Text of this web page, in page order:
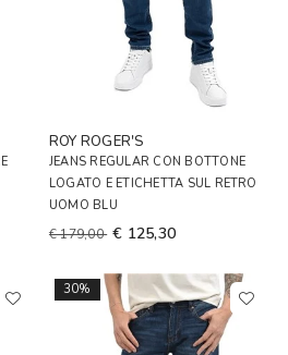
ROY ROGER'S
JEANS REGULAR CON BOTTONE
LOGATO E ETICHETTA SUL RETRO
UOMO BLU
€ 179,00 € 125,30
30%